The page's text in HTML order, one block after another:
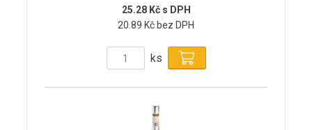
25.28 Kč s DPH
20.89 Kč bez DPH
ks